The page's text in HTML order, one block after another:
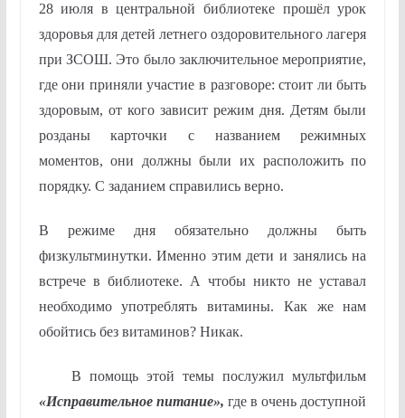
28 июля в центральной библиотеке прошёл урок
здоровья для детей летнего оздоровительного лагеря
при ЗСОШ. Это было заключительное мероприятие,
где они приняли участие в разговоре: стоит ли быть
здоровым, от кого зависит режим дня. Детям были
розданы карточки с названием режимных
моментов, они должны были их расположить по
порядку. С заданием справились верно.
В режиме дня обязательно должны быть
физкультминутки. Именно этим дети и занялись на
встрече в библиотеке. А чтобы никто не уставал
необходимо употреблять витамины. Как же нам
обойтись без витаминов? Никак.
В помощь этой темы послужил мультфильм
«Исправительное питание», где в очень доступной